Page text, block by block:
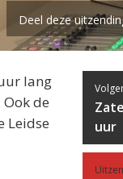
Deel deze
lang
de
Leidse
uur